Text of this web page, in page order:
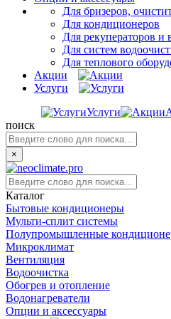
Для бризеров,
Для кондиционеров
Для рекуператоров и
Для систем
Для теплового
Акции
Услуги
Услуги
поиск
×
Каталог
Бытовые кондиционеры
Мульти-сплит системы
Полупромышленные
Микроклимат
Вентиляция
Водоочистка
Обогрев и отопление
Водонагреватели
Опции и аксессуары